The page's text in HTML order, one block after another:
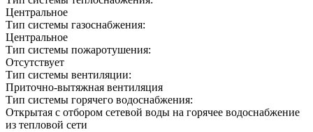
Центральное
Тип системы газоснабжения:
Центральное
Тип системы пожаротушения:
Отсутствует
Тип системы вентиляции:
Приточно-вытяжная вентиляция
Тип системы горячего водоснабжения:
Открытая с отбором сетевой воды на горячее водоснабжение
из тепловой сети